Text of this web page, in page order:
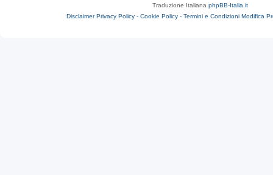
Traduzione Italiana phpBB-Italia.it
Disclaimer Privacy Policy - Cookie Policy - Termini e Condizioni Modifica